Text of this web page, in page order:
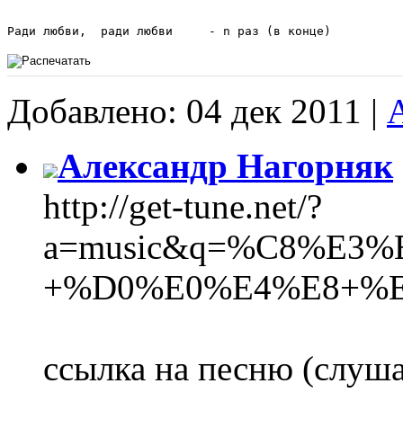
Добавлено: 04 дек 2011 |
Александр Нагорняк
http://get-tune.net/?
ссылка на песню